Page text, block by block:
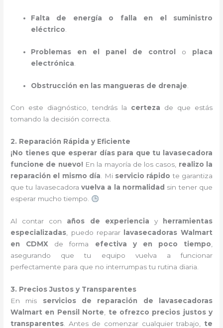
Falta de energía o falla en el suministro
eléctrico
Problemas en el panel de control o placa
electrónica
Obstrucción en las mangueras de drenaje
Con este diagnóstico, tendrás la certeza de que estás
tomando la decisión correcta.
2. Reparación Rápida y Eficiente
¡No tienes que esperar días para que tu lavasecadora
funcione de nuevo! En la mayoría de los casos, realizo la
reparación el mismo día. Mi servicio rápido te garantiza
que tu lavasecadoravuelva a la normalidad sin tener que
esperar mucho tiempo.
Al contar con años de experiencia y
herramientas
especializadas , puedo reparar
lavasecadoras Walmart
en CDMX de forma efectiva y en poco tiempo
asegurando que tu equipo vuelva a funcionar
perfectamente para que no interrumpas tu rutina diaria.
3. Precios Justos y Transparentes
En mis servicios de reparación de lavasecadoras
Walmart en Pensil Norte
te ofrezco precios justos y
transparentes . Antes de comenzar cualquier trabajo, te